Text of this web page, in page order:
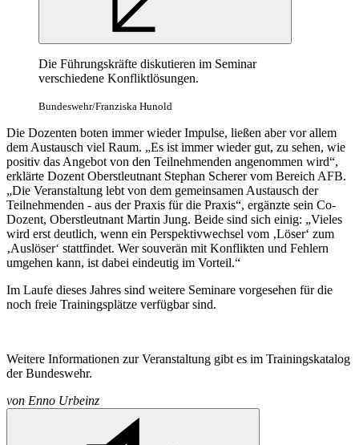
Die Führungskräfte diskutieren im Seminar
verschiedene Konfliktlösungen.
Bundeswehr/Franziska Hunold
Die Dozenten boten immer wieder Impulse, ließen aber vor allem
dem Austausch viel Raum. „Es ist immer wieder gut, zu sehen, wie
positiv das Angebot von den Teilnehmenden angenommen wird“,
erklärte Dozent Oberstleutnant Stephan Scherer vom Bereich AFB.
„Die Veranstaltung lebt von dem gemeinsamen Austausch der
Teilnehmenden - aus der Praxis für die Praxis“, ergänzte sein Co-
Dozent, Oberstleutnant Martin Jung. Beide sind sich einig: „Vieles
wird erst deutlich, wenn ein Perspektivwechsel vom ‚Löser‘ zum
‚Auslöser‘ stattfindet. Wer souverän mit Konflikten und Fehlern
umgehen kann, ist dabei eindeutig im Vorteil.“
Im Laufe dieses Jahres sind weitere Seminare vorgesehen für die
noch freie Trainingsplätze verfügbar sind.
Weitere Informationen zur Veranstaltung gibt es im Trainingskatalog
der Bundeswehr.
von Enno Urbeinz